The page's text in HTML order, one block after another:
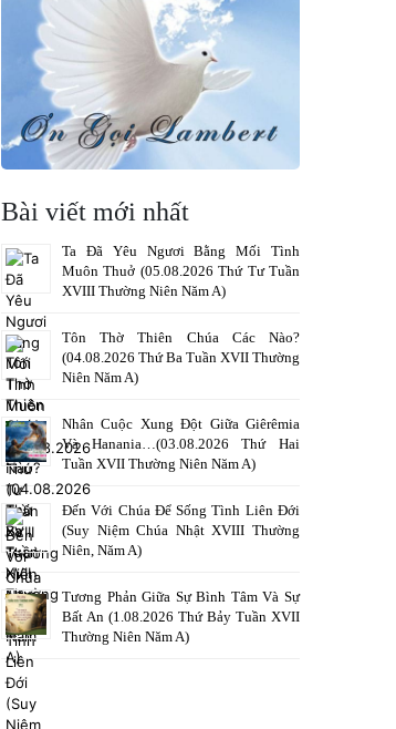
Bài viết mới nhất
Ta Đã Yêu Ngươi Bằng Mối Tình
Muôn Thuở (05.08.2026 Thứ Tư Tuần
XVIII Thường Niên Năm A)
Tôn Thờ Thiên Chúa Các Nào?
(04.08.2026 Thứ Ba Tuần XVII Thường
Niên Năm A)
Nhân Cuộc Xung Đột Giữa Giêrêmia
Và Hanania…(03.08.2026 Thứ Hai
Tuần XVII Thường Niên Năm A)
Đến Với Chúa Để Sống Tình Liên Đới
(Suy Niệm Chúa Nhật XVIII Thường
Niên, Năm A)
Tương Phản Giữa Sự Bình Tâm Và Sự
Bất An (1.08.2026 Thứ Bảy Tuần XVII
Thường Niên Năm A)